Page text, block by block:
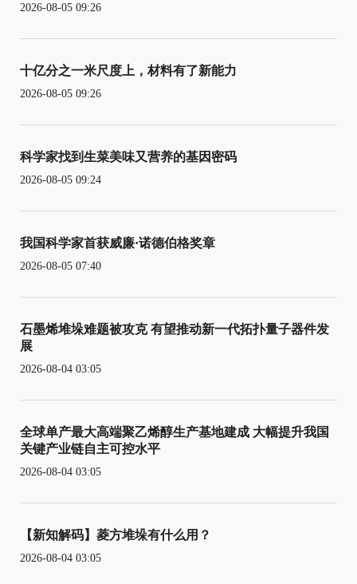
2026-08-05 09:26
十亿分之一米尺度上，材料有了新能力
2026-08-05 09:26
科学家找到生菜美味又营养的基因密码
2026-08-05 09:24
我国科学家首获威廉·诺德伯格奖章
2026-08-05 07:40
石墨烯堆垛难题被攻克 有望推动新一代拓扑量子器件发
展
2026-08-04 03:05
全球单产最大高端聚乙烯醇生产基地建成 大幅提升我国
关键产业链自主可控水平
2026-08-04 03:05
【新知解码】菱方堆垛有什么用？
2026-08-04 03:05